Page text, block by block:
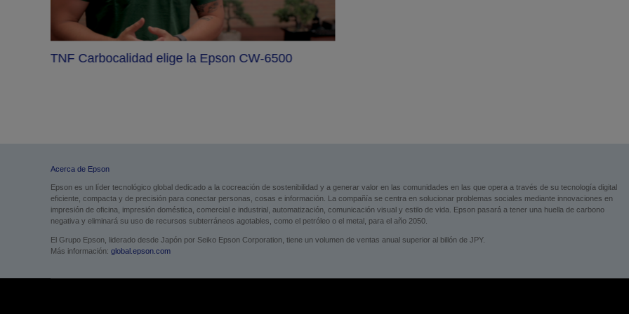
TNF Carbocalidad elige la Epson CW-6500
Acerca de Epson
Epson es un líder tecnológico global dedicado a la cocreación de sostenibilidad y a generar valor en las comunidades en las que opera a través de su tecnología digital
eficiente, compacta y de precisión para conectar personas, cosas e información. La compañía se centra en solucionar problemas sociales mediante innovaciones en
impresión de oficina, impresión doméstica, comercial e industrial, automatización, comunicación visual y estilo de vida. Epson pasará a tener una huella de carbono
negativa y eliminará su uso de recursos subterráneos agotables, como el petróleo o el metal, para el año 2050.
El Grupo Epson, liderado desde Japón por Seiko Epson Corporation, tiene un volumen de ventas anual superior al billón de JPY.
Más información: global.epson.com